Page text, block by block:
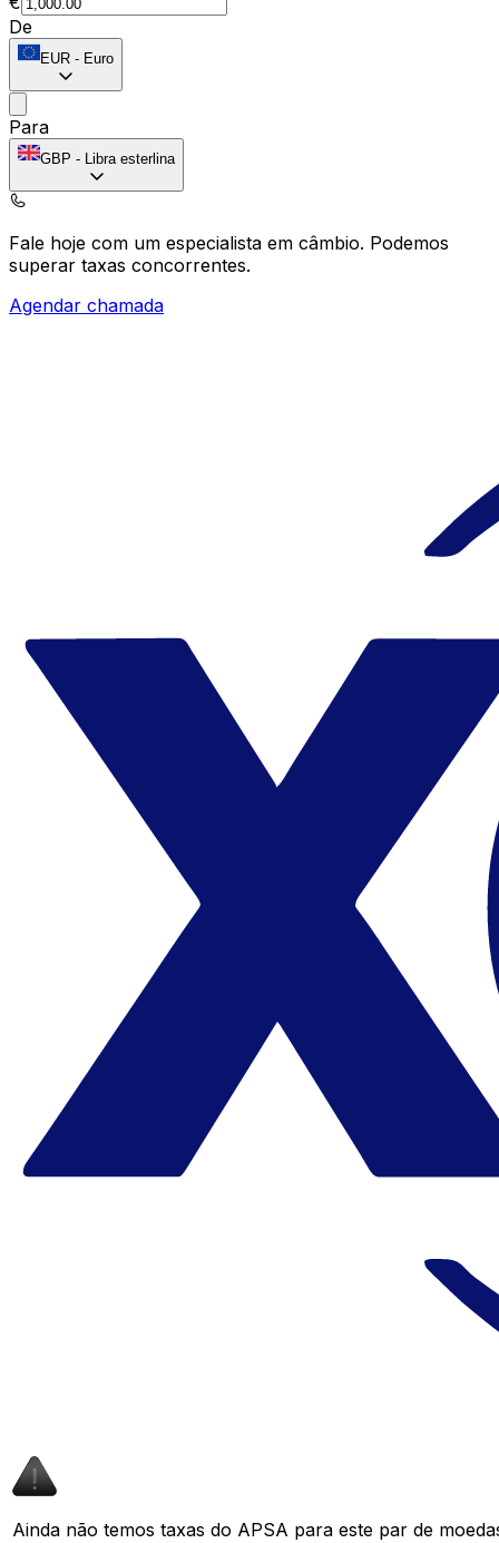
De
EUR - Euro
Para
GBP - Libra esterlina
Fale hoje com um especialista em câmbio. Podemos
superar taxas concorrentes.
Agendar chamada
Ainda não temos taxas do APSA para este par de